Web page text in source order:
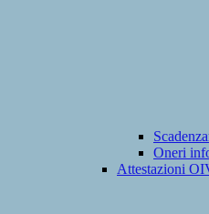
Oneri
Attestazioni